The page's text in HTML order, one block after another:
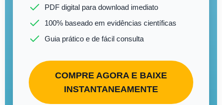
PDF digital para download imediato
100% baseado em evidências científicas
Guia prático e de fácil consulta
COMPRE AGORA E BAIXE
INSTANTANEAMENTE